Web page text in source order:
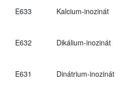
E633 Kalcium-inozinát
E632 Dikálium-inozinát
E631 Dinátrium-inozinát